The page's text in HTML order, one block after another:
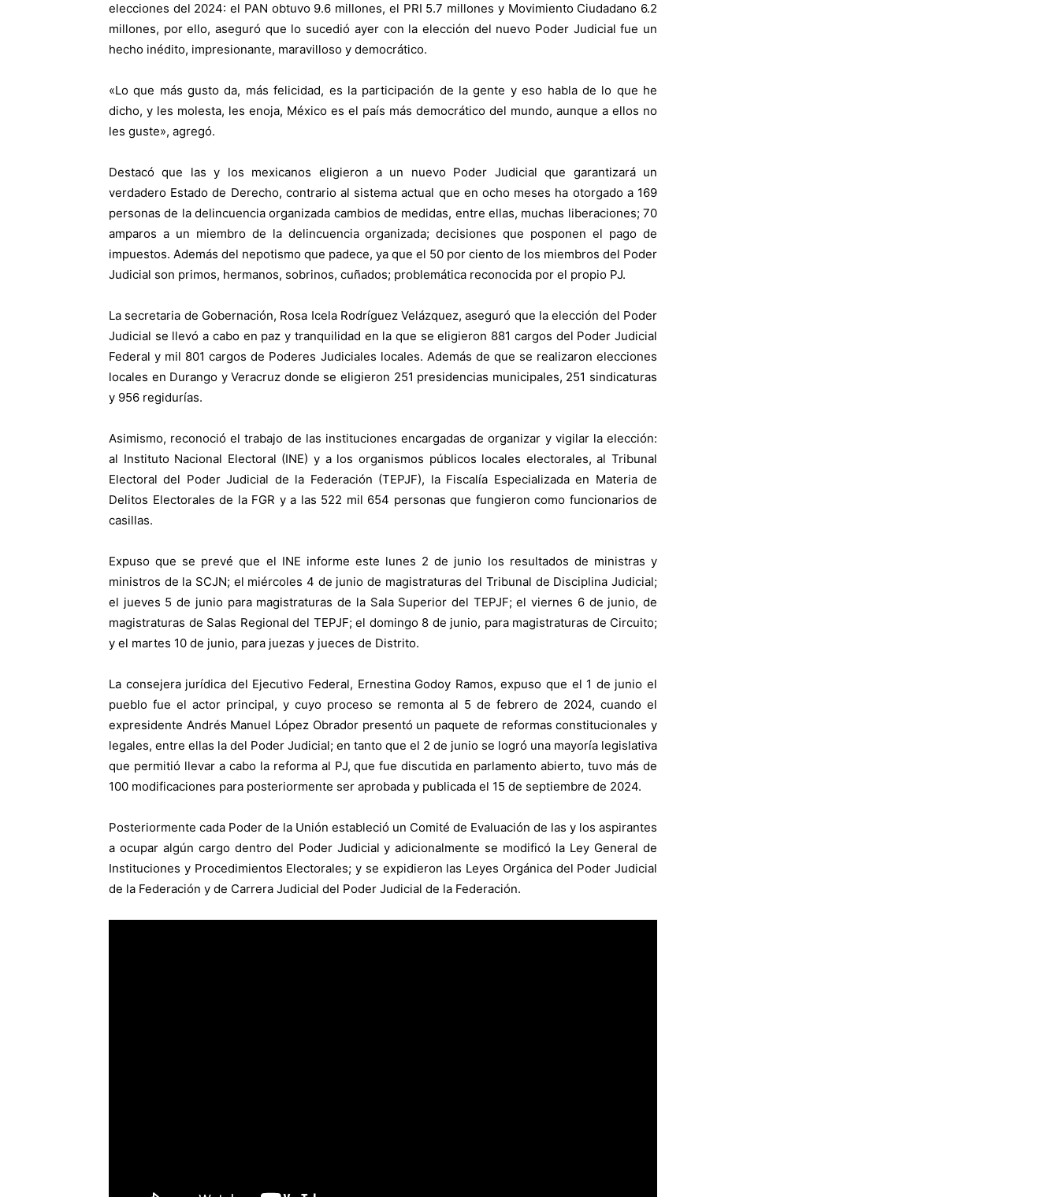
elecciones del 2024: el PAN obtuvo 9.6 millones, el PRI 5.7 millones y Movimiento Ciudadano 6.2
millones, por ello, aseguró que lo sucedió ayer con la elección del nuevo Poder Judicial fue un
hecho inédito, impresionante, maravilloso y democrático.
«Lo que más gusto da, más felicidad, es la participación de la gente y eso habla de lo que he
dicho, y les molesta, les enoja, México es el país más democrático del mundo, aunque a ellos no
les guste», agregó.
Destacó que las y los mexicanos eligieron a un nuevo Poder Judicial que garantizará un
verdadero Estado de Derecho, contrario al sistema actual que en ocho meses ha otorgado a 169
personas de la delincuencia organizada cambios de medidas, entre ellas, muchas liberaciones; 70
amparos a un miembro de la delincuencia organizada; decisiones que posponen el pago de
impuestos. Además del nepotismo que padece, ya que el 50 por ciento de los miembros del Poder
Judicial son primos, hermanos, sobrinos, cuñados; problemática reconocida por el propio PJ.
La secretaria de Gobernación, Rosa Icela Rodríguez Velázquez, aseguró que la elección del Poder
Judicial se llevó a cabo en paz y tranquilidad en la que se eligieron 881 cargos del Poder Judicial
Federal y mil 801 cargos de Poderes Judiciales locales. Además de que se realizaron elecciones
locales en Durango y Veracruz donde se eligieron 251 presidencias municipales, 251 sindicaturas
y 956 regidurías.
Asimismo, reconoció el trabajo de las instituciones encargadas de organizar y vigilar la elección:
al Instituto Nacional Electoral (INE) y a los organismos públicos locales electorales, al Tribunal
Electoral del Poder Judicial de la Federación (TEPJF), la Fiscalía Especializada en Materia de
Delitos Electorales de la FGR y a las 522 mil 654 personas que fungieron como funcionarios de
casillas.
Expuso que se prevé que el INE informe este lunes 2 de junio los resultados de ministras y
ministros de la SCJN; el miércoles 4 de junio de magistraturas del Tribunal de Disciplina Judicial;
el jueves 5 de junio para magistraturas de la Sala Superior del TEPJF; el viernes 6 de junio, de
magistraturas de Salas Regional del TEPJF; el domingo 8 de junio, para magistraturas de Circuito;
y el martes 10 de junio, para juezas y jueces de Distrito.
La consejera jurídica del Ejecutivo Federal, Ernestina Godoy Ramos, expuso que el 1 de junio el
pueblo fue el actor principal, y cuyo proceso se remonta al 5 de febrero de 2024, cuando el
expresidente Andrés Manuel López Obrador presentó un paquete de reformas constitucionales y
legales, entre ellas la del Poder Judicial; en tanto que el 2 de junio se logró una mayoría legislativa
que permitió llevar a cabo la reforma al PJ, que fue discutida en parlamento abierto, tuvo más de
100 modificaciones para posteriormente ser aprobada y publicada el 15 de septiembre de 2024.
Posteriormente cada Poder de la Unión estableció un Comité de Evaluación de las y los aspirantes
a ocupar algún cargo dentro del Poder Judicial y adicionalmente se modificó la Ley General de
Instituciones y Procedimientos Electorales; y se expidieron las Leyes Orgánica del Poder Judicial
de la Federación y de Carrera Judicial del Poder Judicial de la Federación.